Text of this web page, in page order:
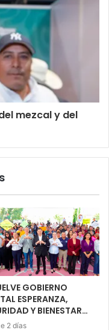
mezcal y del
GOBIERNO
ESPERANZA,
Y BIENESTAR…
2 días